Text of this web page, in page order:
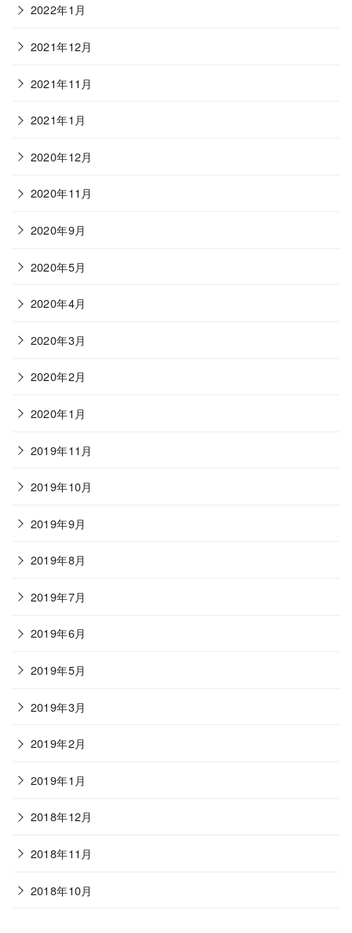
2022年1月
2021年12月
2021年11月
2021年1月
2020年12月
2020年11月
2020年9月
2020年5月
2020年4月
2020年3月
2020年2月
2020年1月
2019年11月
2019年10月
2019年9月
2019年8月
2019年7月
2019年6月
2019年5月
2019年3月
2019年2月
2019年1月
2018年12月
2018年11月
2018年10月